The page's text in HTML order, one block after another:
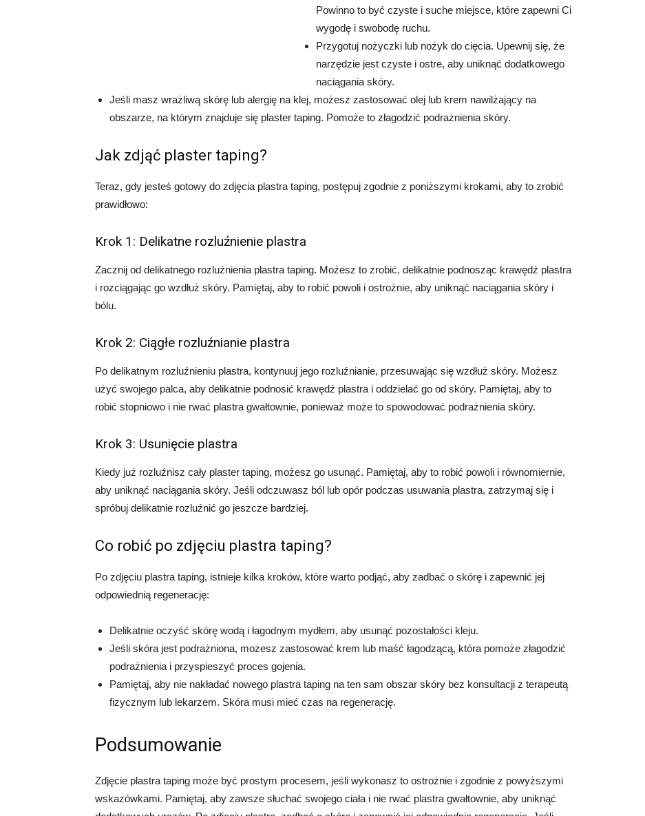
Powinno to być czyste i suche miejsce, które zapewni Ci
wygodę i swobodę ruchu.
Przygotuj nożyczki lub nożyk do cięcia. Upewnij się, że
narzędzie jest czyste i ostre, aby uniknąć dodatkowego
naciągania skóry.
Jeśli masz wrażliwą skórę lub alergię na klej, możesz zastosować olej lub krem nawilżający na
obszarze, na którym znajduje się plaster taping. Pomoże to złagodzić podrażnienia skóry.
Jak zdjąć plaster taping?
Teraz, gdy jesteś gotowy do zdjęcia plastra taping, postępuj zgodnie z poniższymi krokami, aby to zrobić
prawidłowo:
Krok 1: Delikatne rozluźnienie plastra
Zacznij od delikatnego rozluźnienia plastra taping. Możesz to zrobić, delikatnie podnosząc krawędź plastra
i rozciągając go wzdłuż skóry. Pamiętaj, aby to robić powoli i ostrożnie, aby uniknąć naciągania skóry i
bólu.
Krok 2: Ciągłe rozluźnianie plastra
Po delikatnym rozluźnieniu plastra, kontynuuj jego rozluźnianie, przesuwając się wzdłuż skóry. Możesz
użyć swojego palca, aby delikatnie podnosić krawędź plastra i oddzielać go od skóry. Pamiętaj, aby to
robić stopniowo i nie rwać plastra gwałtownie, ponieważ może to spowodować podrażnienia skóry.
Krok 3: Usunięcie plastra
Kiedy już rozluźnisz cały plaster taping, możesz go usunąć. Pamiętaj, aby to robić powoli i równomiernie,
aby uniknąć naciągania skóry. Jeśli odczuwasz ból lub opór podczas usuwania plastra, zatrzymaj się i
spróbuj delikatnie rozluźnić go jeszcze bardziej.
Co robić po zdjęciu plastra taping?
Po zdjęciu plastra taping, istnieje kilka kroków, które warto podjąć, aby zadbać o skórę i zapewnić jej
odpowiednią regenerację:
Delikatnie oczyść skórę wodą i łagodnym mydłem, aby usunąć pozostałości kleju.
Jeśli skóra jest podrażniona, możesz zastosować krem lub maść łagodzącą, która pomoże złagodzić
podrażnienia i przyspieszyć proces gojenia.
Pamiętaj, aby nie nakładać nowego plastra taping na ten sam obszar skóry bez konsultacji z terapeutą
fizycznym lub lekarzem. Skóra musi mieć czas na regenerację.
Podsumowanie
Zdjęcie plastra taping może być prostym procesem, jeśli wykonasz to ostrożnie i zgodnie z powyższymi
wskazówkami. Pamiętaj, aby zawsze słuchać swojego ciała i nie rwać plastra gwałtownie, aby uniknąć